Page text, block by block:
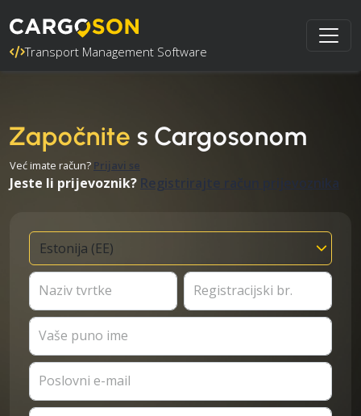
Transport Management Software
Započnite s Cargosonom
Već imate račun? Prijavi se
Jeste li prijevoznik? Registrirajte račun prijevoznika
Naziv tvrtke Registracijski br.
Vaše puno ime
Poslovni e-mail